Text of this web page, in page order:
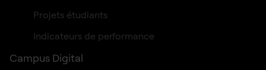
Projets étudiants
Indicateurs de performance
Campus Digital